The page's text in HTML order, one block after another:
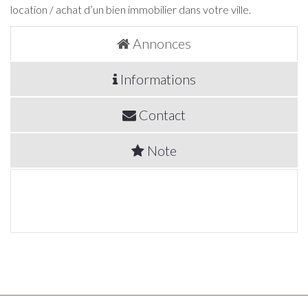
location / achat d’un bien immobilier dans votre ville.
Annonces
Informations
Contact
Note